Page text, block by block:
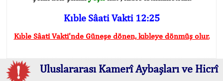
Kıble Sâati Vakti 12:25
Kıble Sâati Vakti'nde Güneşe dönen, kıbleye dönmüş olur.
Uluslararası Kamerî Aybaşları ve Hicrî